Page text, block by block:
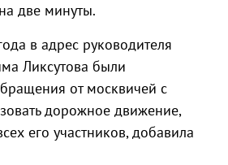
две минуты.
в адрес руководителя
Ликсутова были
от москвичей с
дорожное движение,
его участников, добавила